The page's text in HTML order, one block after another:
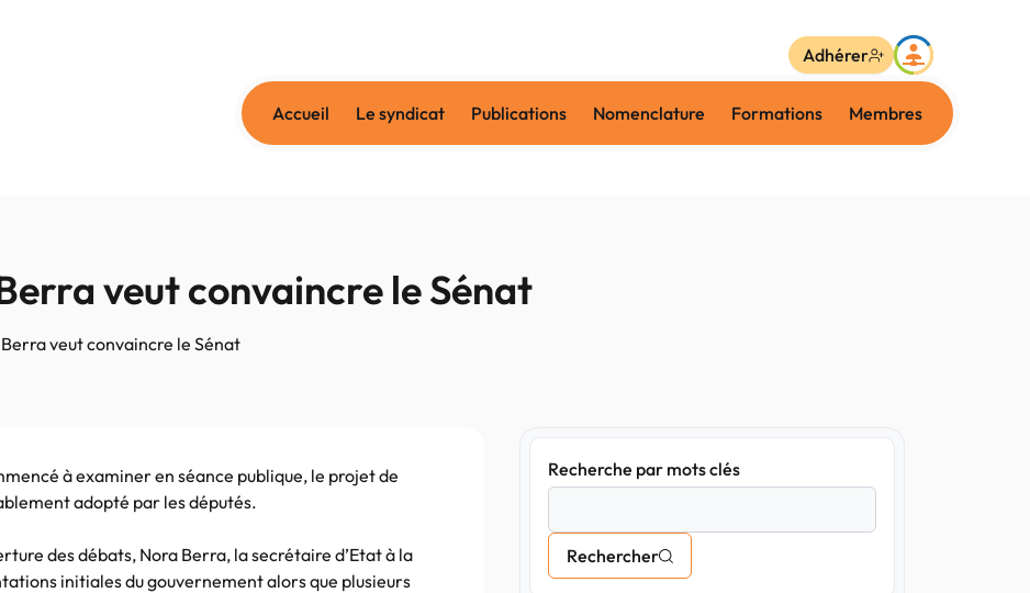
Accueil Le syndicat Publications Nomenclature Formations Membres
Adhérer
veut convaincre le Sénat
veut convaincre le Sénat
à examiner en séance publique, le projet de
adopté par les députés.
des débats, Nora Berra, la secrétaire d’Etat à la
initiales du gouvernement alors que plusieurs
Recherche par mots clés
Rechercher